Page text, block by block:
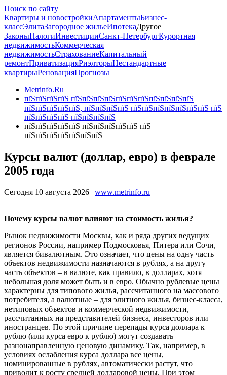
Поиск по сайту
Квартиры и новостройкиАпартаментыБизнес-
классЭлитаЗагородное жильеИпотекаДругое
ЗаконыНалогиИнвестицииСанкт-ПетербургКурортная
недвижимостьКоммерческая
недвижимостьСтрахованиеКапитальный
ремонтПриватизацияРиэлторыНестандартные
квартирыРеновацияПрогнозы
Metrinfo.Ru
пїЅпїЅпїЅпїЅ пїЅпїЅпїЅпїЅпїЅпїЅпїЅпїЅпїЅпїЅпїЅ
пїЅпїЅпїЅпїЅпїЅ, пїЅпїЅпїЅпїЅ пїЅпїЅпїЅпїЅпїЅпїЅпїЅ пїЅ
пїЅпїЅпїЅпїЅ пїЅпїЅпїЅпїЅ
пїЅпїЅпїЅпїЅпїЅ пїЅпїЅпїЅпїЅпїЅ пїЅ
пїЅпїЅпїЅпїЅпїЅпїЅпїЅ
Курсы валют (доллар, евро) в феврале
2005 года
Сегодня 10 августа 2026 | www.metrinfo.ru
Почему курсы валют влияют на стоимость жилья?
Рынок недвижимости Москвы, как и ряда других ведущих
регионов России, например Подмосковья, Питера или Сочи,
является бивалютным. Это означает, что цены на одну часть
объектов недвижимости назначаются в рублях, а на другу
часть объектов – в валюте, как правило, в долларах, хотя
небольшая доля может быть и в евро. Обычно рублевые цены
характерны для типового жилья, рассчитанного на массового
потребителя, а валютные – для элитного жилья, бизнес-класса,
нетиповых объектов и коммерческой недвижимости,
рассчитанных на представителей бизнеса, инвесторов или
иностранцев. По этой причине перепады курса доллара к
рублю (или курса евро к рублю) могут создавать
разнонаправленную ценовую динамику. Так, например, в
условиях ослабления курса доллара все цены,
номинированные в рублях, автоматически растут, что
приводит к росту средней долларовой цены. При этом